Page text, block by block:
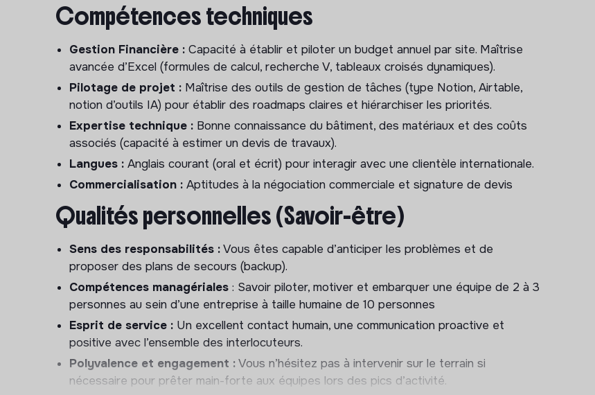
identifiez les besoins en réparations (électricité, plomberie, chauffage, toiture) et
Gestion des prestataires :Identifier, sélectionner et piloter les partenaires externes
(artisans, transporteurs, prestataires de services). Vous négociez les tarifs et contrôlez
la qualité des prestations.
Ancrage local :Établir et entretenir des relations de confiance avec l’écosystème local
(mairies, associations, voisinage, commerçants).
Sécurité :Veiller au respect des normes de sécurité, et d’hygiène sur l’ensemble des
sites.
2. Gestion de Projets, Travaux et Aménagement
Pilotage des travaux légers :
Superviser les projets de petits travaux d’entretien et
de second œuvre (planification, suivi du budget, réception de chantier).
Amélioration de l’expérience : Proposer et mettre en œuvre des projets
d’amélioration continue pour augmenter le confort et la qualité perçue par nos clients.
Décoration et Aménagement :Participer activement à la sélection des matériaux et
au choix du mobilier pour maintenir l’esthétique et l’harmonie des lieux Outwork.
3. Responsable relation client et
ommercialisation(week-ends et vacances)
Compétences techniques
Gestion Financière : Capacité à établir et piloter un budget annuel par site. Maîtrise
avancée d’Excel (formules de calcul, recherche V, tableaux croisés dynamiques).
Pilotage de projet : Maîtrise des outils de gestion de tâches (type Notion, Airtable,
notion d’outils IA) pour établir des roadmaps claires et hiérarchiser les priorités.
Expertise technique : Bonne connaissance du bâtiment, des matériaux et des coûts
associés (capacité à estimer un devis de travaux).
Langues : Anglais courant (oral et écrit) pour interagir avec une clientèle internationale.
Commercialisation : Aptitudes à la négociation commerciale et signature de devis
Qualités personnelles (Savoir-être)
Sens des responsabilités :Vous êtes capable d’anticiper les problèmes et de
proposer des plans de secours (backup).
Compétences managériales : Savoir piloter, motiver et embarquer une équipe de 2 à 3
personnes au sein d’une entreprise à taille humaine de 10 personnes
Esprit de service : Un excellent contact humain, une communication proactive et
positive avec l’ensemble des interlocuteurs.
Polyvalence et engagement :Vous n’hésitez pas à intervenir sur le terrain si
nécessaire pour prêter main-forte aux équipes lors des pics d’activité.